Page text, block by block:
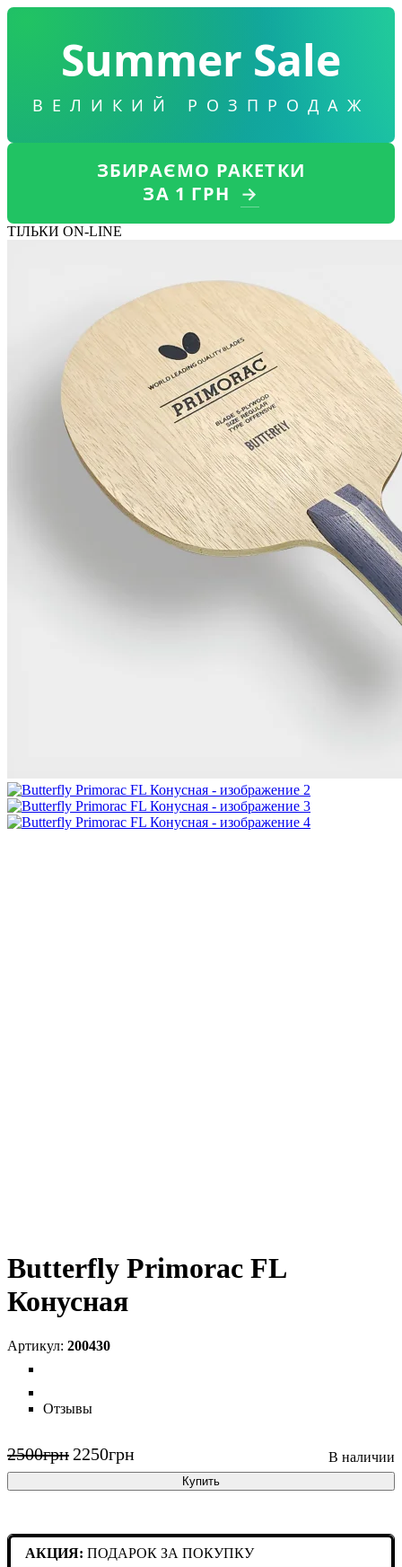
Summer Sale
ВЕЛИКИЙ РОЗПРОДАЖ
ЗБИРАЄМО РАКЕТКИ
ЗА 1 ГРН →
ТІЛЬКИ ON-LINE
Butterfly Primorac FL
Конусная
200430
Отзывы
2500грн 2250грн
Купить
АКЦИЯ: ПОДАРОК ЗА ПОКУПКУ